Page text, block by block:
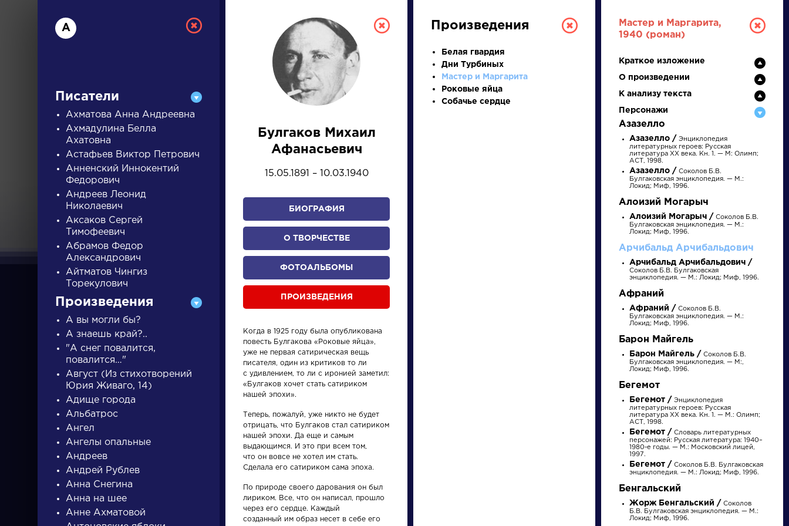
РУССКАЯ ЛИТЕРАТУРА
А Б З Ю Я ...
Писатели
Гончаров Иван
Александрович
Словарь
деталь На птичку
Писатели
Булгаков
Михаил
А
Писатели
Ахматова Анна Андреевна
Ахмадулина Белла
Ахатовна
Астафьев Виктор Петрович
Анненский Иннокентий
Федорович
Андреев Леонид
Николаевич
Аксаков Сергей
Тимофеевич
Абрамов Федор
Александрович
Айтматов Чингиз
Торекулович
Произведения
А вы могли бы?
А знаешь край?..
"А снег повалится,
повалится…"
Август (Из стихотворений
Юрия Живаго, 14)
Адище города
Альбатрос
Ангел
Ангелы опальные
Андреев
Андрей Рублев
Анна Снегина
Анна на шее
Анне Ахматовой
Булгаков Михаил
Афанасьевич
15.05.1891 – 10.03.1940
БИОГРАФИЯ
О ТВОРЧЕСТВЕ
ФОТОАЛЬБОМЫ
ПРОИЗВЕДЕНИЯ
Когда в 1925 году была опубликована
повесть Булгакова «Роковые яйца»,
уже не первая сатирическая вещь
писателя, один из критиков то ли
с удивлением, то ли с иронией заметил:
«Булгаков хочет стать сатириком
нашей эпохи».
Теперь, пожалуй, уже никто не будет
отрицать, что Булгаков стал сатириком
нашей эпохи. Да еще и самым
выдающимся. И это при всем том,
что он вовсе не хотел им стать.
Сделала его сатириком сама эпоха.
По природе своего дарования он был
лириком. Все, что он написал, прошло
через его сердце. Каждый
созданный им образ несет в себе его
Произведения
Белая гвардия
Дни Турбиных
Мастер и Маргарита
Роковые яйца
Собачье сердце
Мастер и Маргарита,
1940 (роман)
Краткое изложение
О произведении
К анализу текста
Персонажи
Азазелло
Азазелло / Энциклопедия
литературных героев: Русская
литература XX века. Кн. 1. — М: Олимп;
АСТ, 1998.
Азазелло / Соколов Б.В.
Булгаковская энциклопедия. — М.:
Локид; Миф, 1996.
Алоизий Могарыч
Алоизий Могарыч / Соколов Б.В.
Булгаковская энциклопедия. — М.:
Локид; Миф, 1996.
Арчибальд Арчибальдович
Арчибальд Арчибальдович /
Соколов Б.В. Булгаковская
энциклопедия. — М.: Локид; Миф, 1996.
Афраний
Афраний / Соколов Б.В.
Булгаковская энциклопедия. — М.:
Локид; Миф, 1996.
Барон Майгель
Барон Майгель / Соколов Б.В.
Булгаковская энциклопедия. — М:,
Локид; Миф, 1996.
Бегемот
Бегемот / Энциклопедия
литературных героев: Русская
литература XX века. Кн. 1. — М.: Олимп;
АСТ, 1998.
Бегемот / Словарь литературных
персонажей: Русская литература: 1940–
1980-е годы. — М.: Московский лицей,
1997.
Бегемот / Соколов Б.В. Булгаковская
энциклопедия. — М.: Локид; Миф, 1996.
Бенгальский
Жорж Бенгальский / Соколов
Б.В. Булгаковская энциклопедия. — М.:
Локид; Миф, 1996.